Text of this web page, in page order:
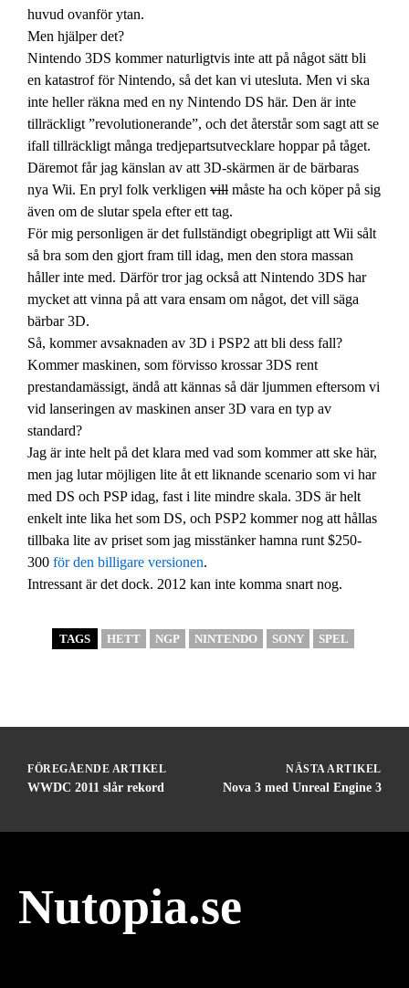
huvud ovanför ytan.
Men hjälper det?
Nintendo 3DS kommer naturligtvis inte att på något sätt bli
en katastrof för Nintendo, så det kan vi utesluta. Men vi ska
inte heller räkna med en ny Nintendo DS här. Den är inte
tillräckligt ”revolutionerande”, och det återstår som sagt att se
ifall tillräckligt många tredjepartsutvecklare hoppar på tåget.
Däremot får jag känslan av att 3D-skärmen är de bärbaras
nya Wii. En pryl folk verkligen vill måste ha och köper på sig
även om de slutar spela efter ett tag.
För mig personligen är det fullständigt obegripligt att Wii sålt
så bra som den gjort fram till idag, men den stora massan
håller inte med. Därför tror jag också att Nintendo 3DS har
mycket att vinna på att vara ensam om något, det vill säga
bärbar 3D.
Så, kommer avsaknaden av 3D i PSP2 att bli dess fall?
Kommer maskinen, som förvisso krossar 3DS rent
prestandamässigt, ändå att kännas så där ljummen eftersom vi
vid lanseringen av maskinen anser 3D vara en typ av
standard?
Jag är inte helt på det klara med vad som kommer att ske här,
men jag lutar möjligen lite åt ett liknande scenario som vi har
med DS och PSP idag, fast i lite mindre skala. 3DS är helt
enkelt inte lika het som DS, och PSP2 kommer nog att hållas
tillbaka lite av priset som jag misstänker hamna runt $250-
300 för den billigare versionen.
Intressant är det dock. 2012 kan inte komma snart nog.
TAGS HETT NGP NINTENDO SONY SPEL
FÖREGÅENDE ARTIKEL
WWDC 2011 slår rekord
NÄSTA ARTIKEL
Nova 3 med Unreal Engine 3
Nutopia.se